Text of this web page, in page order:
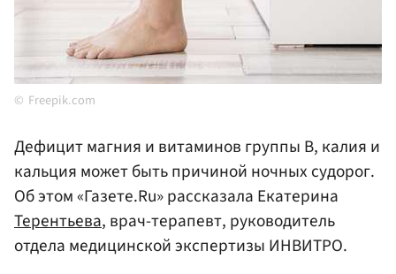
Freepik.com
Дефицит магния и витаминов группы В, калия и
кальция может быть причиной ночных судорог.
Об этом «Газете.Ru» рассказала Екатерина
Терентьева, врач-терапевт, руководитель
отдела медицинской экспертизы ИНВИТРО.